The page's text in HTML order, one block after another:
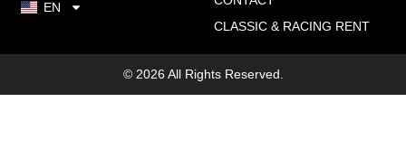
CLASSIC & RACING RENT
EN
© 2026 All Rights Reserved.